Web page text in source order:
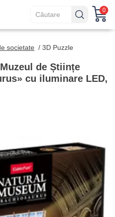
0
societate / 3D Puzzle
de Științe
cu iluminare LED,